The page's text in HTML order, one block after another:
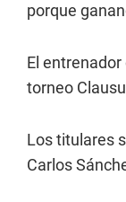
porque
El
torneo
Los titulares
Carlos